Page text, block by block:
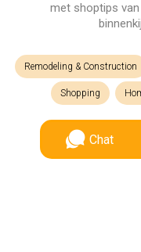
met shoptips
Remodeling & Construction
Shopping
Chat